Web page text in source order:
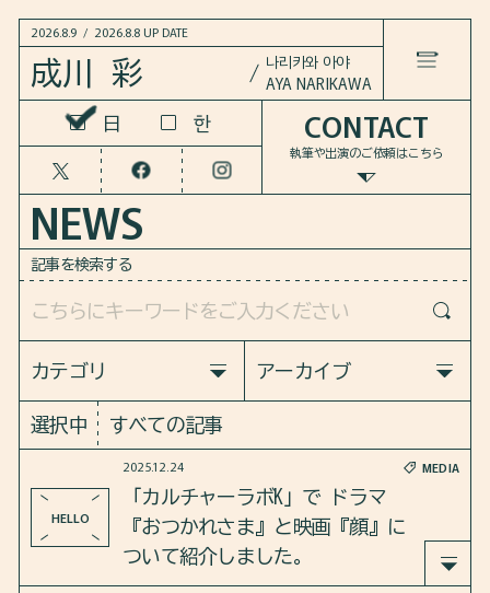
2026.8.9 / 2026.8.8 UP DATE
成川 彩 나리카와 아야
AYA NARIKAWA
LANGUAGE 日 한
HOME
NEWS
WORKS
COLUMN
BOOKS
PROFILE
日 한
執筆や出演のご依頼はこちら
CONTACT
NEWS
記事を検索する
カテゴリ
すべての記事
MEDIA
アーカイブ
すべての記事
2026
選択中 すべての記事
HELLO
2025.12.24 MEDIA
「カルチャーラボK」で ドラマ
『おつかれさま』と映画『顔』に
ついて紹介しました。